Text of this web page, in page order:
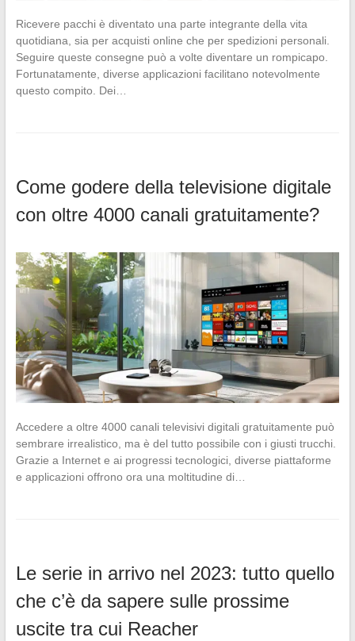
Ricevere pacchi è diventato una parte integrante della vita
quotidiana, sia per acquisti online che per spedizioni personali.
Seguire queste consegne può a volte diventare un rompicapo.
Fortunatamente, diverse applicazioni facilitano notevolmente
questo compito. Dei…
Come godere della televisione digitale
con oltre 4000 canali gratuitamente?
Accedere a oltre 4000 canali televisivi digitali gratuitamente può
sembrare irrealistico, ma è del tutto possibile con i giusti trucchi.
Grazie a Internet e ai progressi tecnologici, diverse piattaforme
e applicazioni offrono ora una moltitudine di…
Le serie in arrivo nel 2023: tutto quello
che c’è da sapere sulle prossime
uscite tra cui Reacher